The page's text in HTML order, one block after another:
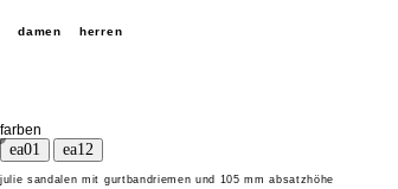
damen herren
farben
julie sandalen mit gurtbandriemen und 105 mm absatzhöhe